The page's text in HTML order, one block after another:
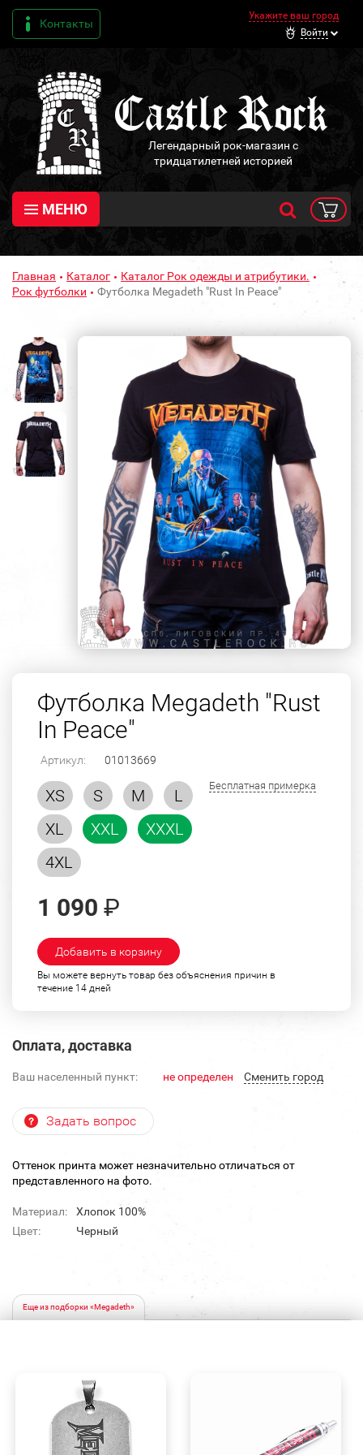
Контакты
Укажите ваш город
Войти
Легендарный рок-магазин с
тридцатилетней историей
МЕНЮ
Главная Каталог
Каталог Рок одежды и атрибутики.
Рок футболки
Футболка Megadeth "Rust In Peace"
Футболка Megadeth "Rust
In Peace"
Артикул: 01013669
XS S M
L
XL
XXL
XXXL
4XL
Бесплатная примерка
1 090 ₽
Добавить в корзину
Вы можете вернуть товар без объяснения причин в
течение 14 дней
Оплата, доставка
Ваш населенный пункт: не определен Cменить город
Задать вопрос
Оттенок принта может незначительно отличаться от
представленного на фото.
Материал:
Хлопок 100%
Цвет:
Черный
Еще из подборки «Megadeth»